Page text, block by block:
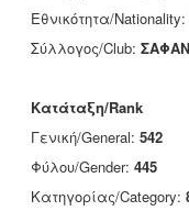
Εθνικότητα/Nationality:
Σύλλογος/Club:
Κατάταξη/Rank
Γενική/General: 542
Φύλου/Gender: 445
Κατηγορίας/Category: